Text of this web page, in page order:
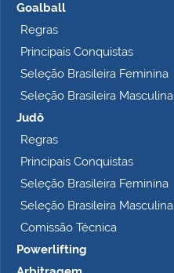
Goalball
Regras
Principais Conquistas
Seleção Brasileira Feminina
Seleção Brasileira Masculina
Judô
Regras
Principais Conquistas
Seleção Brasileira Feminina
Seleção Brasileira Masculina
Comissão Técnica
Powerlifting